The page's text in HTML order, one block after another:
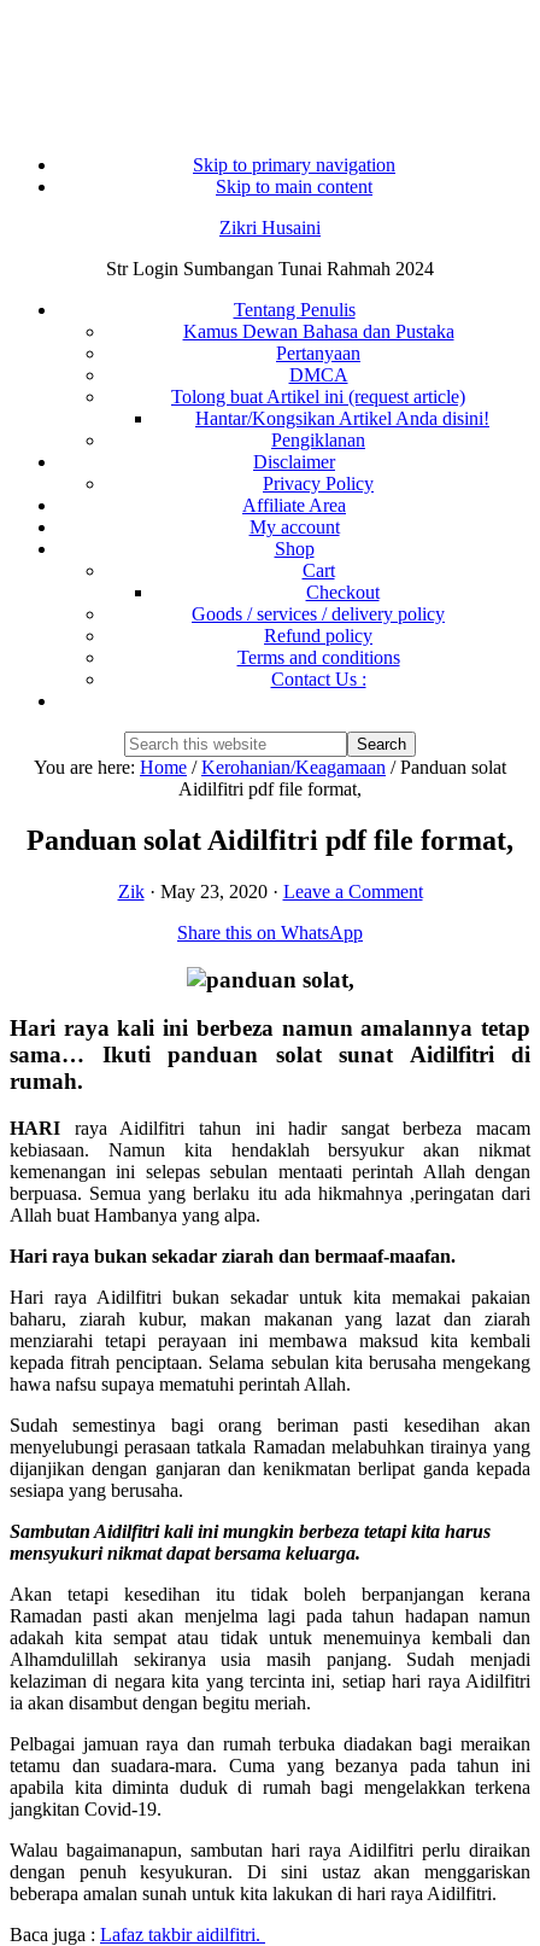
Skip to primary navigation
Skip to main content
Zikri Husaini
Str Login Sumbangan Tunai Rahmah 2024
Tentang Penulis
Kamus Dewan Bahasa dan Pustaka
Pertanyaan
DMCA
Tolong buat Artikel ini (request article)
Hantar/Kongsikan Artikel Anda disini!
Pengiklanan
Disclaimer
Privacy Policy
Affiliate Area
My account
Shop
Cart
Checkout
Goods / services / delivery policy
Refund policy
Terms and conditions
Contact Us :
Search
this
Hide
Search
You are here: Home / Kerohanian/Keagamaan /Panduan solat
Aidilfitri pdf file format,
Panduan solat Aidilfitri pdf file format,
Zik· May 23, 2020· Leave a Comment
Share this on WhatsApp
Hari raya kali ini berbeza namun amalannya tetap
sama… Ikuti panduan solat sunat Aidilfitri di
rumah.
HARI raya Aidilfitri tahun ini hadir sangat berbeza macam
kebiasaan. Namun kita hendaklah bersyukur akan nikmat
kemenangan ini selepas sebulan mentaati perintah Allah dengan
berpuasa. Semua yang berlaku itu ada hikmahnya ,peringatan dari
Allah buat Hambanya yang alpa.
Hari raya bukan sekadar ziarah dan bermaaf-maafan.
Hari raya Aidilfitri bukan sekadar untuk kita memakai pakaian
baharu, ziarah kubur, makan makanan yang lazat dan ziarah
menziarahi tetapi perayaan ini membawa maksud kita kembali
kepada fitrah penciptaan. Selama sebulan kita berusaha mengekang
hawa nafsu supaya mematuhi perintah Allah.
Sudah semestinya bagi orang beriman pasti kesedihan akan
menyelubungi perasaan tatkala Ramadan melabuhkan tirainya yang
dijanjikan dengan ganjaran dan kenikmatan berlipat ganda kepada
sesiapa yang berusaha.
Sambutan Aidilfitri kali ini mungkin berbeza tetapi kita harus
mensyukuri nikmat dapat bersama keluarga.
Akan tetapi kesedihan itu tidak boleh berpanjangan kerana
Ramadan pasti akan menjelma lagi pada tahun hadapan namun
adakah kita sempat atau tidak untuk menemuinya kembali dan
Alhamdulillah sekiranya usia masih panjang. Sudah menjadi
kelaziman di negara kita yang tercinta ini, setiap hari raya Aidilfitri
ia akan disambut dengan begitu meriah.
Pelbagai jamuan raya dan rumah terbuka diadakan bagi meraikan
tetamu dan suadara-mara. Cuma yang bezanya pada tahun ini
apabila kita diminta duduk di rumah bagi mengelakkan terkena
jangkitan Covid-19.
Walau bagaimanapun, sambutan hari raya Aidilfitri perlu diraikan
dengan penuh kesyukuran. Di sini ustaz akan menggariskan
beberapa amalan sunah untuk kita lakukan di hari raya Aidilfitri.
Baca juga : Lafaz takbir aidilfitri.